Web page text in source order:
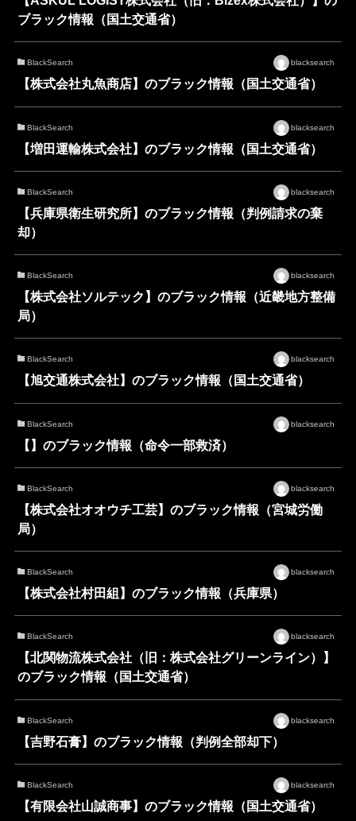
ブラック情報（国土交通省）
BlackSearch blacksearch
【株式会社丸魚商店】のブラック情報（国土交通省）
BlackSearch blacksearch
【増田運輸株式会社】のブラック情報（国土交通省）
BlackSearch blacksearch
【兵庫県衛生研究所】のブラック情報（判例請求の棄
却）
BlackSearch blacksearch
【株式会社ソルテック】のブラック情報（近畿地方整備
局）
BlackSearch blacksearch
【旭交通株式会社】のブラック情報（国土交通省）
BlackSearch blacksearch
【】のブラック情報（命令一部救済）
BlackSearch blacksearch
【株式会社オオウチ工芸】のブラック情報（宮城労働
局）
BlackSearch blacksearch
【株式会社村田組】のブラック情報（兵庫県）
BlackSearch blacksearch
【北関物流株式会社（旧：株式会社グリーンライン）】
のブラック情報（国土交通省）
BlackSearch blacksearch
【吉野石膏】のブラック情報（判例全部却下）
BlackSearch blacksearch
【有限会社山誠商事】のブラック情報（国土交通省）